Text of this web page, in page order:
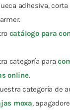
adhesiva,
catálogo para
categoría para
online.
categoría de
moxa,